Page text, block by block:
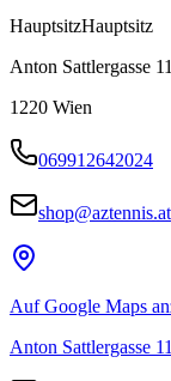
HauptsitzHauptsitz
Anton Sattlergasse
1220 Wien
069912642024
shop@aztennis.at
Auf Google Maps
Anton Sattlergasse